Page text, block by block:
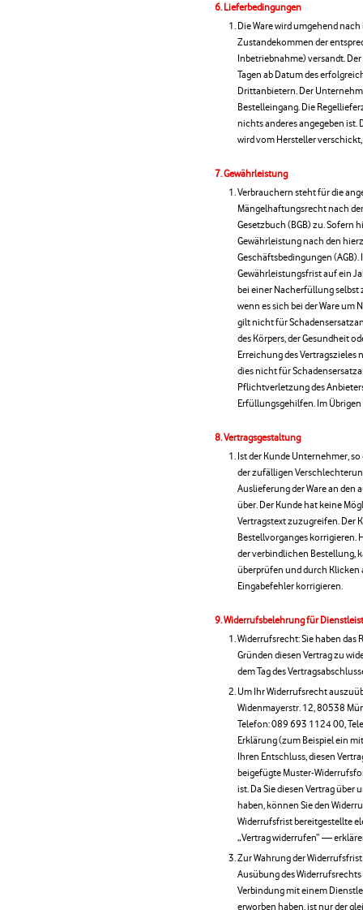
Lieferbedingungen
Die Ware wird umgehend
Zustandekommen der
Inbetriebnahme) versandt.
Tagen ab Datum des
Drittanbietern. Der
Bestelleingang. Die
nichts anderes angegeben ist.
wird vom Hersteller
Gewährleistung
Verbrauchern steht für die
Mängelhaftungsrecht nach
Gesetzbuch (BGB) zu. Sofern
Gewährleistung nach den
Geschäftsbedingungen
Gewährleistungsfrist auf ein
bei einer Nacherfüllung selbst
wenn es sich bei der Ware um
gilt nicht für
des Körpers, der Gesundheit
Erreichung des Vertragszieles
dies nicht für
Pflichtverletzung des
Erfüllungsgehilfen. Im
Vertragsgestaltung
Ist der Kunde Unternehmer,
der zufälligen
Auslieferung der Ware an den
über. Der Kunde hat keine
Vertragstext zuzugreifen. Der
Bestellvorganges korrigieren.
der verbindlichen Bestellung,
überprüfen und durch Klicken
Eingabefehler korrigieren.
Widerrufsbelehrung für
Widerrufsrecht: Sie haben das
Gründen diesen Vertrag zu
dem Tag des
Um Ihr Widerrufsrecht
Widenmayerstr. 12, 80538
Telefon: 089 693 1124 00,
Erklärung (zum Beispiel ein
Ihren Entschluss, diesen
beigefügte Muster-
ist. Da Sie diesen Vertrag
haben, können Sie den
Widerrufsfrist bereitgestellte
„Vertrag widerrufen“ —
Zur Wahrung der
Ausübung des
Verbindung mit einem
erworben haben, ist nur der